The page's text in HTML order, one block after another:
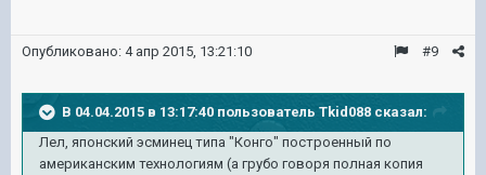
#9
Опубликовано: 4 апр 2015, 13:21:10
В 04.04.2015 в 13:17:40 пользователь Tkid088 сказал:
Лел, японский эсминец типа "Конго" построенный по
американским технологиям (а грубо говоря полная копия